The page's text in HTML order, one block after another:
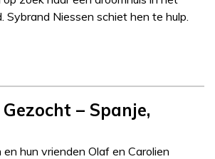
Sybrand Niessen schiet hen te hulp.
– Spanje,
hun vrienden Olaf en Carolien